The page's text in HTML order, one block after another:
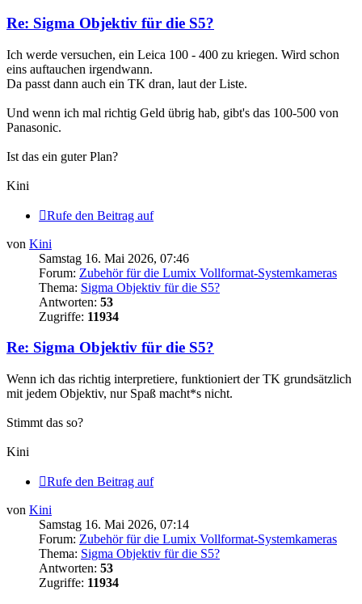
Re: Sigma Objektiv für die S5?
Ich werde versuchen, ein Leica 100 - 400 zu kriegen. Wird schon
eins auftauchen irgendwann.
Da passt dann auch ein TK dran, laut der Liste.
Und wenn ich mal richtig Geld übrig hab, gibt's das 100-500 von
Panasonic.
Ist das ein guter Plan?
Kini
Rufe den Beitrag auf
von Kini
Samstag 16. Mai 2026, 07:46
Forum: Zubehör für die Lumix Vollformat-Systemkameras
Thema: Sigma Objektiv für die S5?
Antworten: 53
Zugriffe: 11934
Re: Sigma Objektiv für die S5?
Wenn ich das richtig interpretiere, funktioniert der TK grundsätzlich
mit jedem Objektiv, nur Spaß macht*s nicht.
Stimmt das so?
Kini
Rufe den Beitrag auf
von Kini
Samstag 16. Mai 2026, 07:14
Forum: Zubehör für die Lumix Vollformat-Systemkameras
Thema: Sigma Objektiv für die S5?
Antworten: 53
Zugriffe: 11934